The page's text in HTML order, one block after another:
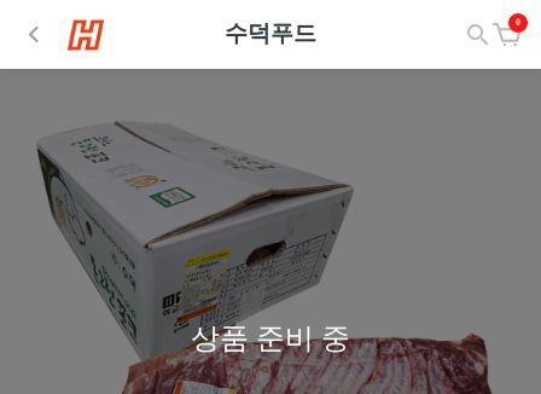
수덕푸드 0
상품 준비 중